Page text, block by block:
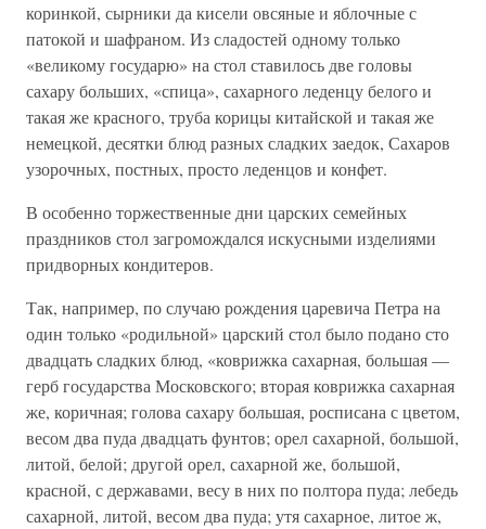
коринкой, сырники да кисели овсяные и яблочные с
патокой и шафраном. Из сладостей одному только
«великому государю» на стол ставилось две головы
сахару больших, «спица», сахарного леденцу белого и
такая же красного, труба корицы китайской и такая же
немецкой, десятки блюд разных сладких заедок, Сахаров
узорочных, постных, просто леденцов и конфет.
В особенно торжественные дни царских семейных
праздников стол загромождался искусными изделиями
придворных кондитеров.
Так, например, по случаю рождения царевича Петра на
один только «родильной» царский стол было подано сто
двадцать сладких блюд, «коврижка сахарная, большая —
герб государства Московского; вторая коврижка сахарная
же, коричная; голова сахару большая, росписана с цветом,
весом два пуда двадцать фунтов; орел сахарной, большой,
литой, белой; другой орел, сахарной же, большой,
красной, с державами, весу в них по полтора пуда; лебедь
сахарной, литой, весом два пуда; утя сахарное, литое ж,